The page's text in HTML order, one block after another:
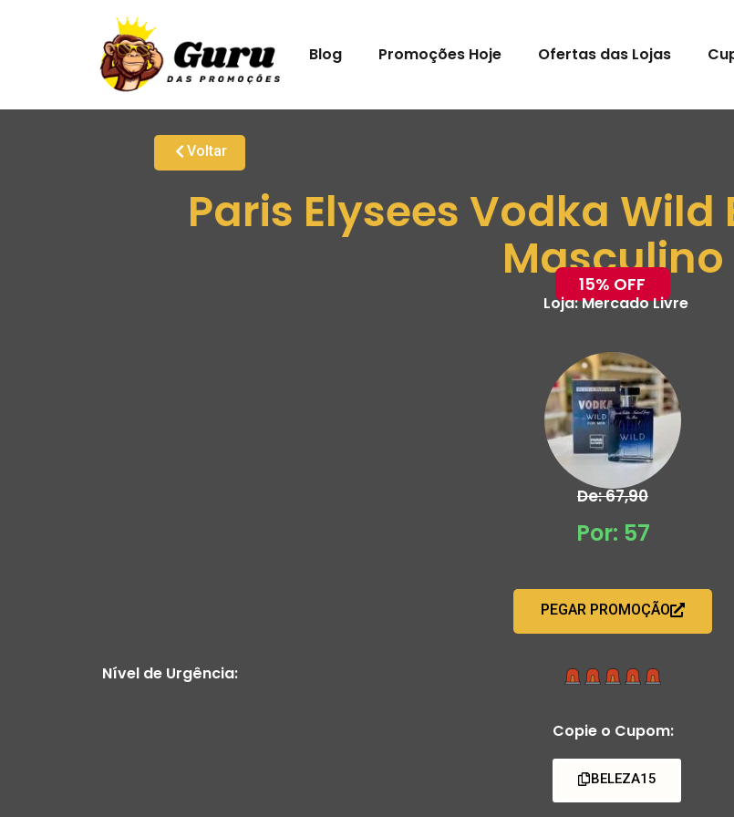
Blog Promoções Hoje Ofertas das Lojas
Voltar
Paris Elysees Vodka Wild
Masculino
15% OFF
Loja:Mercado Livre
De: 67,90
Por: 57
PEGAR PROMOÇÃO
Nível de Urgência:
Copie o Cupom:
BELEZA15